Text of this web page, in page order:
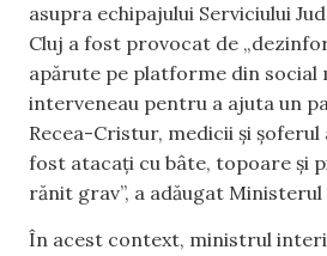
asupra echipajului Serviciului
Cluj a fost provocat de
apărute pe platforme din social
interveneau pentru a ajuta un
Recea-Cristur, medicii și
fost atacați cu bâte, topoare și
rănit grav”, a adăugat Ministerul
În acest context, ministrul